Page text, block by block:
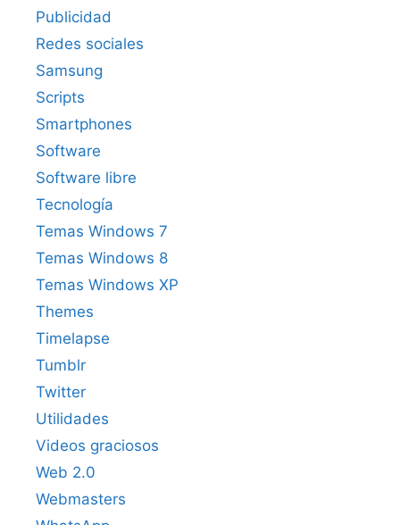
Publicidad
Redes sociales
Samsung
Scripts
Smartphones
Software
Software libre
Tecnología
Temas Windows 7
Temas Windows 8
Temas Windows XP
Themes
Timelapse
Tumblr
Twitter
Utilidades
Videos graciosos
Web 2.0
Webmasters